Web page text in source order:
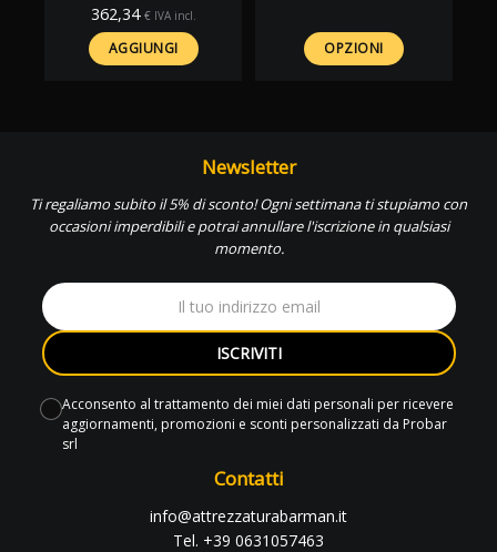
362,34 € IVA incl.
AGGIUNGI OPZIONI
Newsletter
Ti regaliamo subito il 5% di sconto! Ogni settimana ti stupiamo con
occasioni imperdibili e potrai annullare l'iscrizione in qualsiasi
momento.
ISCRIVITI
Acconsento al trattamento dei miei dati personali per ricevere
aggiornamenti, promozioni e sconti personalizzati da Probar
srl
Contatti
info@attrezzaturabarman.it
Tel. +39 0631057463